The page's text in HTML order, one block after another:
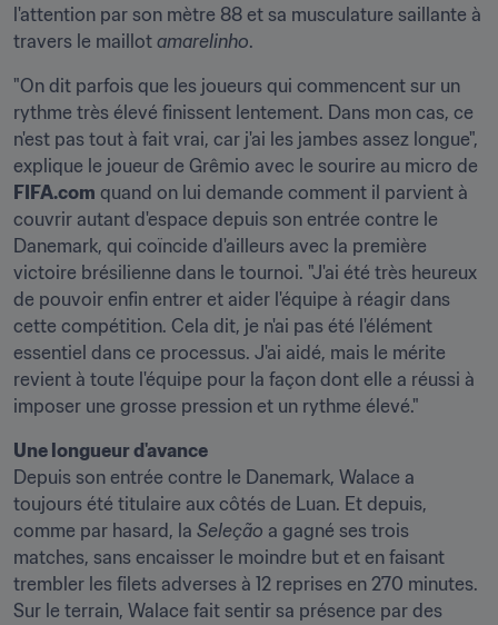
l'attention par son mètre 88 et sa musculature saillante à
travers le maillot amarelinho.
"On dit parfois que les joueurs qui commencent sur un
rythme très élevé finissent lentement. Dans mon cas, ce
n'est pas tout à fait vrai, car j'ai les jambes assez longue",
FIFA.com quand on lui demande comment il parvient à
couvrir autant d'espace depuis son entrée contre le
Danemark, qui coïncide d'ailleurs avec la première
victoire brésilienne dans le tournoi. "J'ai été très heureux
de pouvoir enfin entrer et aider l'équipe à réagir dans
cette compétition. Cela dit, je n'ai pas été l'élément
essentiel dans ce processus. J'ai aidé, mais le mérite
revient à toute l'équipe pour la façon dont elle a réussi à
imposer une grosse pression et un rythme élevé."
Une longueur d'avance
Depuis son entrée contre le Danemark, Walace a
toujours été titulaire aux côtés de Luan. Et depuis,
comme par hasard, la Seleção a gagné ses trois
matches, sans encaisser le moindre but et en faisant
trembler les filets adverses à 12 reprises en 270 minutes.
Sur le terrain, Walace fait sentir sa présence par des